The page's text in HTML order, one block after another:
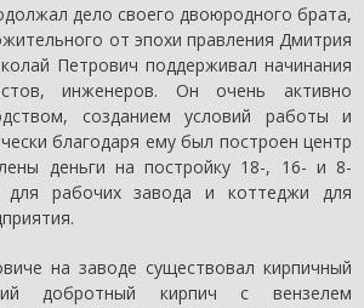
дело своего двоюродного брата,
от эпохи правления Дмитрия
Петрович поддерживал начинания
инженеров. Он очень активно
созданием условий работы и
благодаря ему был построен центр
деньги на постройку 18-, 16- и 8-
для рабочих завода и коттеджи для
на заводе существовал кирпичный
добротный кирпич с вензелем